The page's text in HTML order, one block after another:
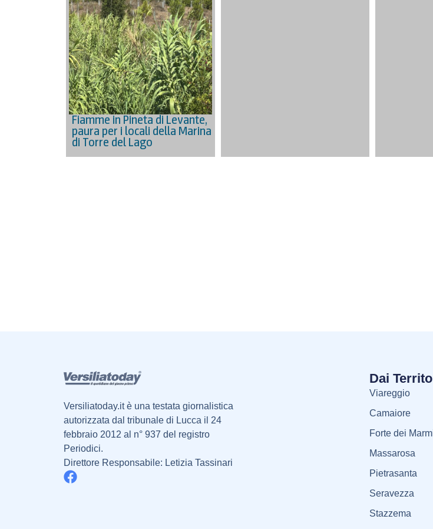
Fiamme in Pineta di Levante,
paura per i locali della Marina
di Torre del Lago
Versiliatoday.it è una testata giornalistica
autorizzata dal tribunale di Lucca il 24
febbraio 2012 al n° 937 del registro
Periodici.
Direttore Responsabile: Letizia Tassinari
Dai
Viareggio
Camaiore
Forte dei
Massarosa
Pietrasanta
Seravezza
Stazzema